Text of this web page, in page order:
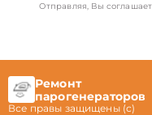
Отправляя, Вы
Ремонт
парогенераторов
Все правы защищены (с)